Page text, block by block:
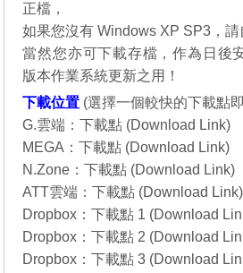
正檔，
如果您沒有Windows XP SP3 ，
當然您亦可下載存檔，作為日後
版本作業系統更新之用！
下載位置 (選擇一個較快的下載點
G.雲端：下載點 (Download Link)
MEGA：下載點 (Download Link)
N.Zone：下載點 (Download Link)
ATT雲端：下載點 (Download Link)
Dropbox：下載點 1 (Download
Dropbox：下載點 2 (Download
Dropbox：下載點 3 (Download